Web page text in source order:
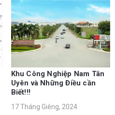
Khu Công Nghiệp Nam Tân
Uyên và Những Điều cần
Biết!!!
17 Tháng Giêng, 2024